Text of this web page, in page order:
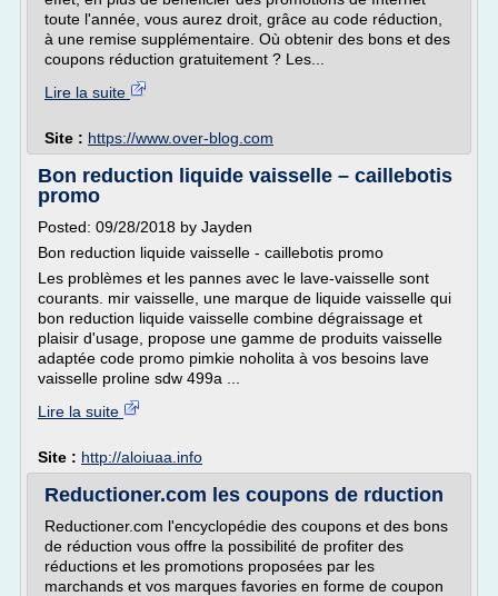
toute l'année, vous aurez droit, grâce au code réduction,
à une remise supplémentaire. Où obtenir des bons et des
coupons réduction gratuitement ? Les...
Lire la suite
Site : https://www.over-blog.com
Bon reduction liquide vaisselle – caillebotis
promo
Posted: 09/28/2018 by Jayden
Bon reduction liquide vaisselle - caillebotis promo
Les problèmes et les pannes avec le lave-vaisselle sont
courants. mir vaisselle, une marque de liquide vaisselle qui
bon reduction liquide vaisselle combine dégraissage et
plaisir d'usage, propose une gamme de produits vaisselle
adaptée code promo pimkie noholita à vos besoins lave
vaisselle proline sdw 499a ...
Lire la suite
Site : http://aloiuaa.info
Reductioner.com les coupons de rduction
Reductioner.com l'encyclopédie des coupons et des bons
de réduction vous offre la possibilité de profiter des
réductions et les promotions proposées par les
marchands et vos marques favories en forme de coupon